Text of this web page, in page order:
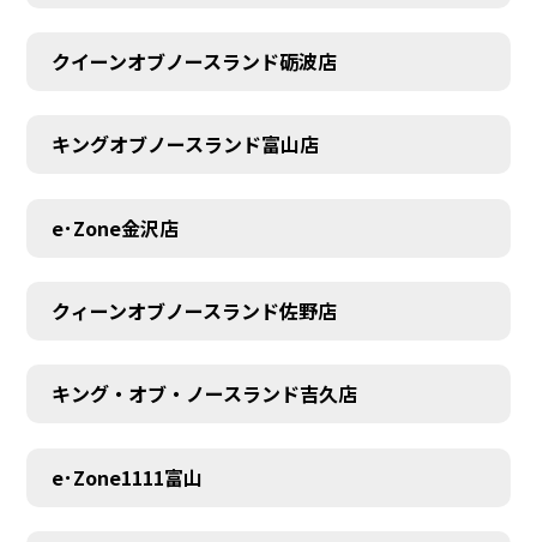
クイーンオブノースランド砺波店
キングオブノースランド富山店
e･Zone金沢店
クィーンオブノースランド佐野店
キング・オブ・ノースランド吉久店
e･Zone1111富山